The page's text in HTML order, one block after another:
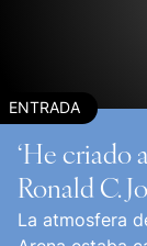
ENTRADA
‘He criado
Ronald C.
La atmosfera